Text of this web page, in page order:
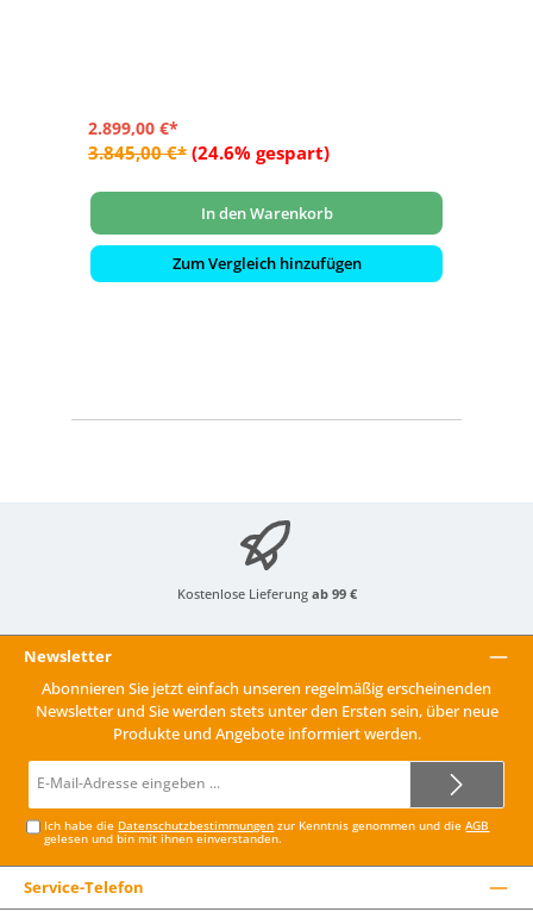
2.899,00 €*
3.845,00 €* (24.6% gespart)
In den Warenkorb
Zum Vergleich hinzufügen
Kostenlose Lieferung ab 99 €
Newsletter
Abonnieren Sie jetzt einfach unseren regelmäßig erscheinenden
Newsletter und Sie werden stets unter den Ersten sein, über neue
Produkte und Angebote informiert werden.
Mail-
Ich habe die Datenschutzbestimmungen zur Kenntnis genommen und dieAGB
gelesen und bin mit ihnen einverstanden.
Service-Telefon